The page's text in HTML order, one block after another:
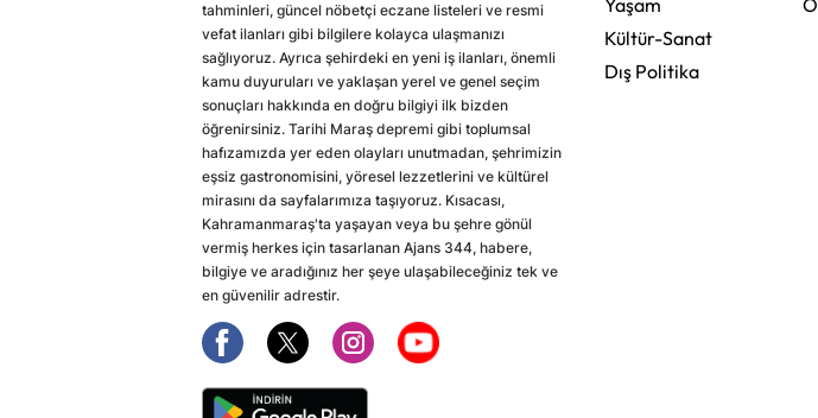
tahminleri, güncel nöbetçi eczane listeleri ve resmi
vefat ilanları gibi bilgilere kolayca ulaşmanızı
sağlıyoruz. Ayrıca şehirdeki en yeni iş ilanları, önemli
kamu duyuruları ve yaklaşan yerel ve genel seçim
sonuçları hakkında en doğru bilgiyi ilk bizden
öğrenirsiniz. Tarihi Maraş depremi gibi toplumsal
hafızamızda yer eden olayları unutmadan, şehrimizin
eşsiz gastronomisini, yöresel lezzetlerini ve kültürel
mirasını da sayfalarımıza taşıyoruz. Kısacası,
Kahramanmaraş'ta yaşayan veya bu şehre gönül
vermiş herkes için tasarlanan Ajans 344, habere,
bilgiye ve aradığınız her şeye ulaşabileceğiniz tek ve
en güvenilir adrestir.
Yaşam
Kültür-Sanat
Dış Politika